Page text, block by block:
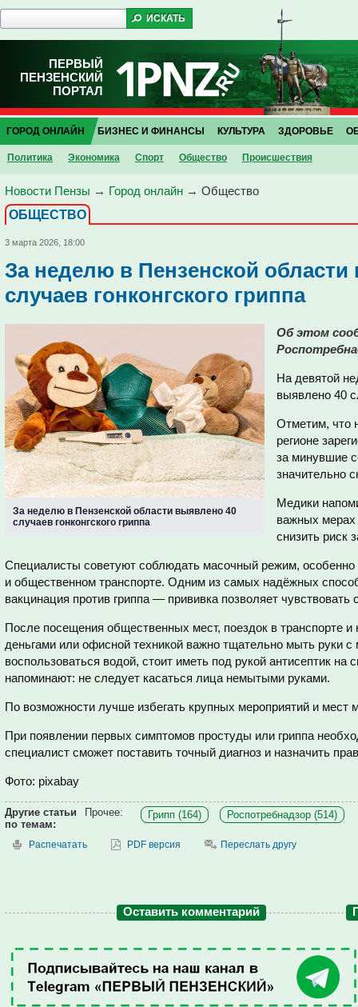
ПЕРВЫЙ
ПЕНЗЕНСКИЙ
ПОРТАЛ
ГОРОД ОНЛАЙН
Политика Экономика Спорт Общество Проиcшествия
БИЗНЕС И ФИНАНСЫ КУЛЬТУРА ЗДОРОВЬЕ
Новости Пензы → Город онлайн → Общество
ОБЩЕСТВО
3 марта 2026, 18:00
За неделю в Пензенской
случаев гонконгского гриппа
За неделю в Пензенской области выявлено 40
случаев гонконгского гриппа
Об этом
На девятой
выявлено 40
Отметим, что
регионе
за минувшие
значительно
Медики
важных мерах
снизить риск
Специалисты советуют соблюдать масочный режим,
и общественном транспорте. Одним из самых надёжных
вакцинация против гриппа — прививка позволяет
После посещения общественных мест, поездок в транспорте и
деньгами или офисной техникой важно тщательно мыть руки
воспользоваться водой, стоит иметь под рукой антисептик на
напоминают: не следует касаться лица немытыми руками.
По возможности лучше избегать крупных мероприятий и мест
При появлении первых симптомов простуды или гриппа
специалист сможет поставить точный диагноз и назначить
Фото: pixabay
Другие статьи
по темам:
Прочее: Грипп (164) Роспотребнадзор (514)
Распечатать PDF версия Переслать другу
Оставить комментарий